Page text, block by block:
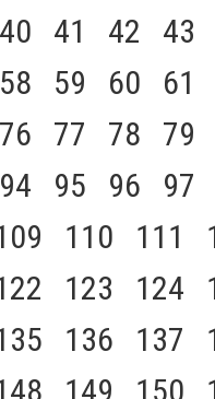
40 41 42
43
58 59 60
61
76 77 78
79
94 95 96
97
110 111
123 124
136 137
149 150